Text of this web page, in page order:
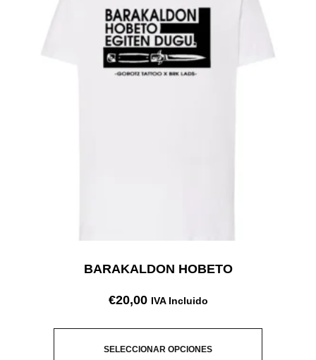
BARAKALDON HOBETO
€20,00 IVA Incluido
SELECCIONAR OPCIONES